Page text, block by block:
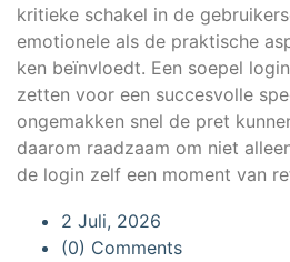
kri­tie­ke scha­kel in de
emo­tio­n­ele als de prak­ti­sche
ken beïn­vloedt. Een soe­pel
zet­ten voor een suc­ces­vol­le
onge­mak­ken snel de pret
daa­rom raad­zaam om niet
de log­in zelf een moment van
2 Juli, 2026
(0) Comments